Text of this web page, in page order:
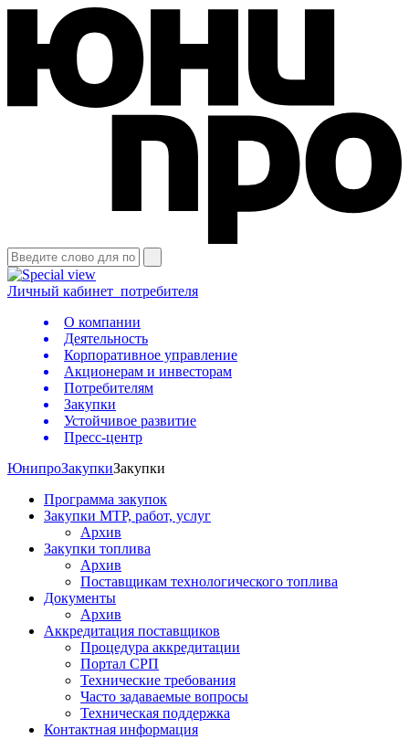
Личный кабинет потребителя
О компании
Деятельность
Корпоративное управление
Акционерам и инвесторам
Потребителям
Закупки
Устойчивое развитие
Пресс-центр
ЮнипроЗакупкиЗакупки
Программа закупок
Закупки МТР, работ, услуг
Архив
Закупки топлива
Архив
Поставщикам технологического топлива
Документы
Архив
Аккредитация поставщиков
Процедура аккредитации
Портал СРП
Технические требования
Часто задаваемые вопросы
Техническая поддержка
Контактная информация